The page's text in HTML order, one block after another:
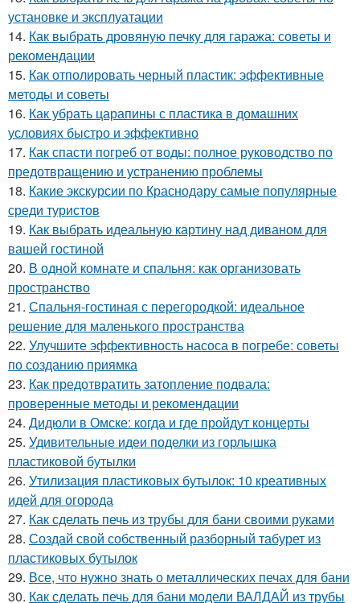
установке и эксплуатации
14. Как выбрать дровяную печку для гаража: советы и
рекомендации
15. Как отполировать черный пластик: эффективные
методы и советы
16. Как убрать царапины с пластика в домашних
условиях быстро и эффективно
17. Как спасти погреб от воды: полное руководство по
предотвращению и устранению проблемы
18. Какие экскурсии по Краснодару самые популярные
среди туристов
19. Как выбрать идеальную картину над диваном для
вашей гостиной
20. В одной комнате и спальня: как организовать
пространство
21. Спальня-гостиная с перегородкой: идеальное
решение для маленького пространства
22. Улучшите эффективность насоса в погребе: советы
по созданию приямка
23. Как предотвратить затопление подвала:
проверенные методы и рекомендации
24. Дидюли в Омске: когда и где пройдут концерты
25. Удивительные идеи поделки из горлышка
пластиковой бутылки
26. Утилизация пластиковых бутылок: 10 креативных
идей для огорода
27. Как сделать печь из трубы для бани своими руками
28. Создай свой собственный разборный табурет из
пластиковых бутылок
29. Все, что нужно знать о металлических печах для бани
30. Как сделать печь для бани модели ВАЛДАЙ из трубы